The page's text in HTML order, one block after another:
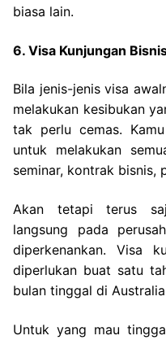
biasa lain.
6. Visa Kunjungan
Bila jenis-jenis visa
melakukan kesibukan
tak perlu cemas.
untuk melakukan
seminar, kontrak bisnis,
Akan tetapi terus
langsung pada
diperkenankan. Visa
diperlukan buat satu
bulan tinggal di
Untuk yang mau